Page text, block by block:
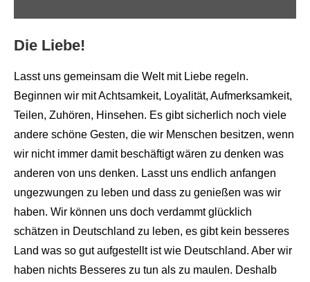
Die Liebe!
Lasst uns gemeinsam die Welt mit Liebe regeln.
Beginnen wir mit Achtsamkeit, Loyalität, Aufmerksamkeit,
Teilen, Zuhören, Hinsehen. Es gibt sicherlich noch viele
andere schöne Gesten, die wir Menschen besitzen, wenn
wir nicht immer damit beschäftigt wären zu denken was
anderen von uns denken. Lasst uns endlich anfangen
ungezwungen zu leben und dass zu genießen was wir
haben. Wir können uns doch verdammt glücklich
schätzen in Deutschland zu leben, es gibt kein besseres
Land was so gut aufgestellt ist wie Deutschland. Aber wir
haben nichts Besseres zu tun als zu maulen. Deshalb